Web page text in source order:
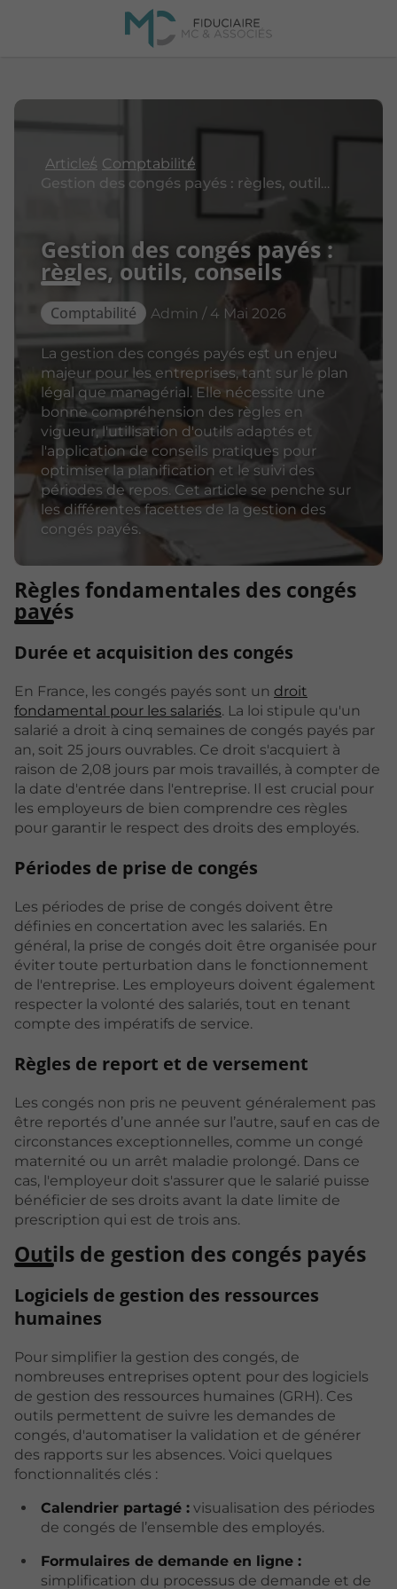
Articles Comptabilité
Gestion des congés payés : règles, outils, conseils
Gestion des congés payés :
règles, outils, conseils
Comptabilité Admin / 4 Mai 2026
La gestion des congés payés est un enjeu
majeur pour les entreprises, tant sur le plan
légal que managérial. Elle nécessite une
bonne compréhension des règles en
vigueur, l'utilisation d'outils adaptés et
l'application de conseils pratiques pour
optimiser la planification et le suivi des
périodes de repos. Cet article se penche sur
les différentes facettes de la gestion des
congés payés.
Règles fondamentales des congés
payés
Durée et acquisition des congés
En France, les congés payés sont un droit
fondamental pour les salariés. La loi stipule qu'un
salarié a droit à cinq semaines de congés payés par
an, soit 25 jours ouvrables. Ce droit s'acquiert à
raison de 2,08 jours par mois travaillés, à compter de
la date d'entrée dans l'entreprise. Il est crucial pour
les employeurs de bien comprendre ces règles
pour garantir le respect des droits des employés.
Périodes de prise de congés
Les périodes de prise de congés doivent être
définies en concertation avec les salariés. En
général, la prise de congés doit être organisée pour
éviter toute perturbation dans le fonctionnement
de l'entreprise. Les employeurs doivent également
respecter la volonté des salariés, tout en tenant
compte des impératifs de service.
Règles de report et de versement
Les congés non pris ne peuvent généralement pas
être reportés d’une année sur l’autre, sauf en cas de
circonstances exceptionnelles, comme un congé
maternité ou un arrêt maladie prolongé. Dans ce
cas, l'employeur doit s'assurer que le salarié puisse
bénéficier de ses droits avant la date limite de
prescription qui est de trois ans.
Outils de gestion des congés payés
Logiciels de gestion des ressources
humaines
Pour simplifier la gestion des congés, de
nombreuses entreprises optent pour des logiciels
de gestion des ressources humaines (GRH). Ces
outils permettent de suivre les demandes de
congés, d'automatiser la validation et de générer
des rapports sur les absences. Voici quelques
fonctionnalités clés :
Calendrier partagé :visualisation des périodes
de congés de l’ensemble des employés.
Formulaires de demande en ligne :
simplification du processus de demande et de